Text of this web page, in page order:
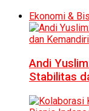
Ekonomi &
Andi
Stabilitas